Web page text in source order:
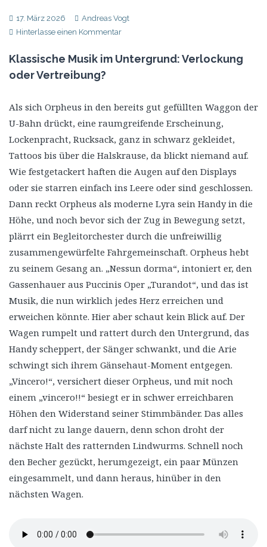
17. März 2026
Andreas Vogt
Hinterlasse einen Kommentar
Klassische Musik im Untergrund: Verlockung
oder Vertreibung?
Als sich Orpheus in den bereits gut gefüllten Waggon der
U-Bahn drückt, eine raumgreifende Erscheinung,
Lockenpracht, Rucksack, ganz in schwarz gekleidet,
Tattoos bis über die Halskrause, da blickt niemand auf.
Wie festgetackert haften die Augen auf den Displays
oder sie starren einfach ins Leere oder sind geschlossen.
Dann reckt Orpheus als moderne Lyra sein Handy in die
Höhe, und noch bevor sich der Zug in Bewegung setzt,
plärrt ein Begleitorchester durch die unfreiwillig
zusammengewürfelte Fahrgemeinschaft. Orpheus hebt
zu seinem Gesang an. „Nessun dorma“, intoniert er, den
Gassenhauer aus Puccinis Oper „Turandot“, und das ist
Musik, die nun wirklich jedes Herz erreichen und
erweichen könnte. Hier aber schaut kein Blick auf. Der
Wagen rumpelt und rattert durch den Untergrund, das
Handy scheppert, der Sänger schwankt, und die Arie
schwingt sich ihrem Gänsehaut-Moment entgegen.
„Vincero!“, versichert dieser Orpheus, und mit noch
einem „vincero!!“ besiegt er in schwer erreichbaren
Höhen den Widerstand seiner Stimmbänder. Das alles
darf nicht zu lange dauern, denn schon droht der
nächste Halt des ratternden Lindwurms. Schnell noch
den Becher gezückt, herumgezeigt, ein paar Münzen
eingesammelt, und dann heraus, hinüber in den
nächsten Wagen.